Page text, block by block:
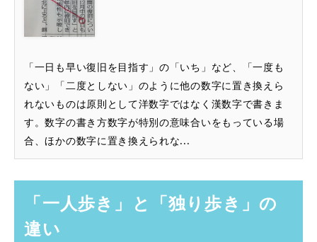
「一日も早い復旧を目指す」の「いち」など、「一度も
ない」「二度としない」のように他の数字に置き換えら
れないものは原則として洋数字ではなく漢数字で書きま
す。数字の書き方数字が特別の意味合いをもっている場
合、ほかの数字に置き換えられな...
「一人歩き」と「独り歩き」の
違い